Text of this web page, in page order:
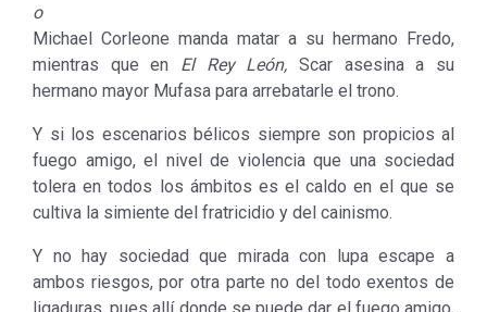
o
Michael Corleone manda matar a su hermano Fredo,
mientras que en El Rey León, Scar asesina a su
hermano mayor Mufasa para arrebatarle el trono.
Y si los escenarios bélicos siempre son propicios al
fuego amigo, el nivel de violencia que una sociedad
tolera en todos los ámbitos es el caldo en el que se
cultiva la simiente del fratricidio y del cainismo.
Y no hay sociedad que mirada con lupa escape a
ambos riesgos, por otra parte no del todo exentos de